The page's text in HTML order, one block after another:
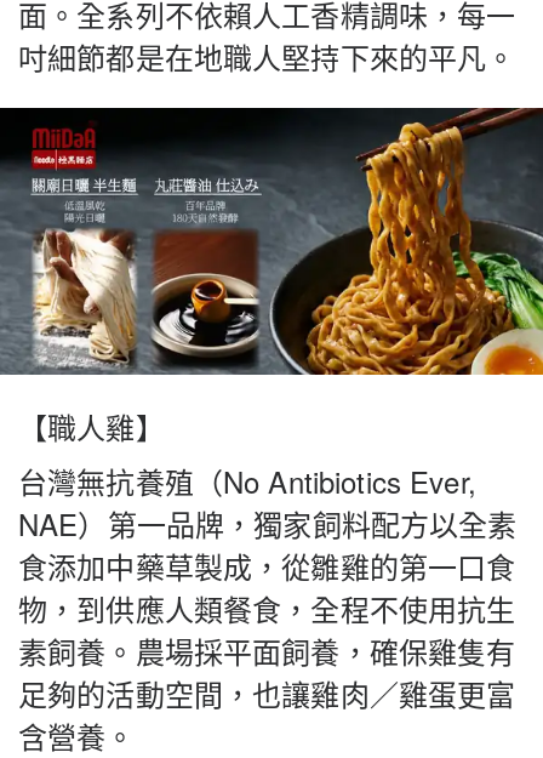
面。全系列不依賴人工香精調味，每一
吋細節都是在地職人堅持下來的平凡。
【職人雞】
台灣無抗養殖（No Antibiotics Ever,
NAE）第一品牌，獨家飼料配方以全素
食添加中藥草製成，從雛雞的第一口食
物，到供應人類餐食，全程不使用抗生
素飼養。農場採平面飼養，確保雞隻有
足夠的活動空間，也讓雞肉／雞蛋更富
含營養。